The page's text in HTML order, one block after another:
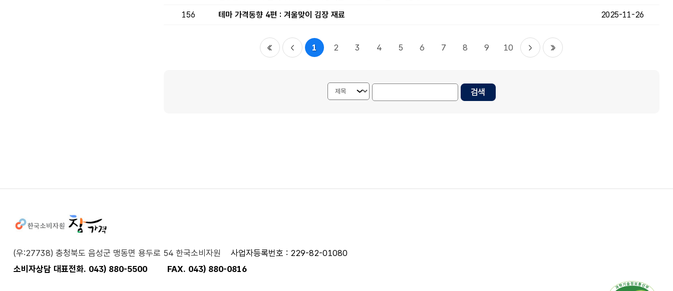
156 테마 가격동향 4편 : 겨울맞이 김장 재료 2025-11-26
1 2 3 4 5 6 7 8 9 10
(우:27738) 충청북도 음성군 맹동면 용두로 54 한국소비자원
사업자등록번호 : 229-82-01080
소비자상담 대표전화. 043) 880-5500
FAX. 043) 880-0816